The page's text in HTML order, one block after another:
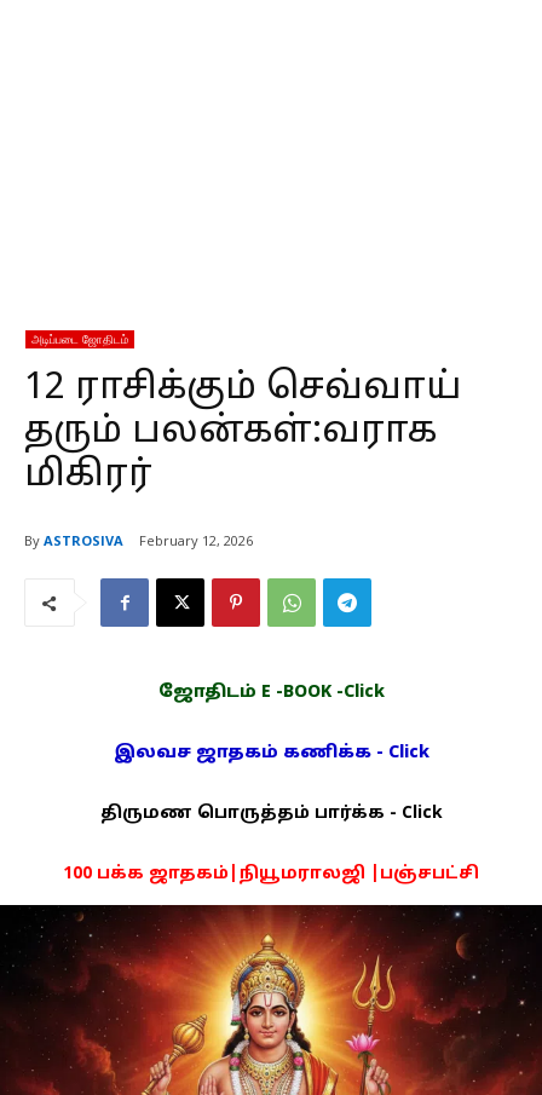
அடிப்படை ஜோதிடம்
12 ராசிக்கும் செவ்வாய்
தரும் பலன்கள்:வராக
மிகிரர்
By ASTROSIVA February 12, 2026
ஜோதிடம் E -BOOK -Click
இலவச ஜாதகம் கணிக்க - Click
திருமண பொருத்தம் பார்க்க - Click
100 பக்க ஜாதகம்|நியூமராலஜி |பஞ்சபட்சி
PDF -72மட்டும் -Click